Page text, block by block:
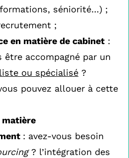
séniorité…) ;
;
en matière de cabinet :
être accompagné par un
ou spécialisé ?
pouvez allouer à cette
matière
: avez-vous besoin
? l’intégration des